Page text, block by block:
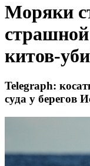
Моряки
страшной
китов-
Telegraph:
суда у берегов